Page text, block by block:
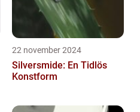
22 november 2024
Silversmide: En Tidlös
Konstform